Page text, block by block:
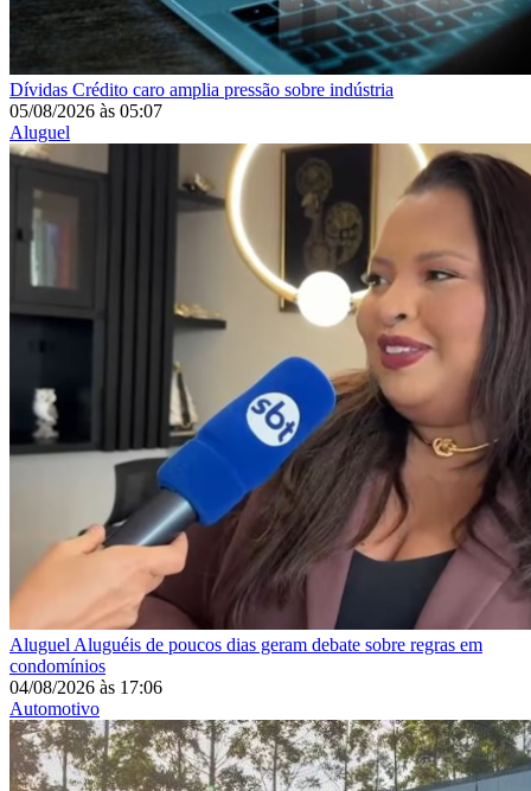
Dívidas Crédito caro amplia pressão sobre indústria
05/08/2026 às 05:07
Aluguel
Aluguel Aluguéis de poucos dias geram debate sobre regras em
condomínios
04/08/2026 às 17:06
Automotivo